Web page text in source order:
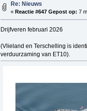
Re: Nieuws
« Reactie #647 Gepost op: 7
Drijfveren februari 2026
(Vlieland en Terschelling is
verduurzaming van ET10).